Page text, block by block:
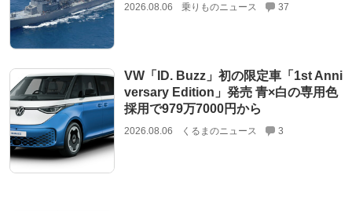
2026.08.06 乗りものニュース 37
VW「ID. Buzz」初の限定車「1st Anni
versary Edition」発売 青×白の専用色
採用で979万7000円から
2026.08.06 くるまのニュース 3